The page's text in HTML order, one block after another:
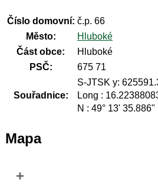
Číslo domovní: č.p. 66
Město:
Hluboké
Část obce:
Hluboké
PSČ:
675 71
Souřadnice:
S-JTSK y:
Long :
N : 49° 13'
Mapa
+